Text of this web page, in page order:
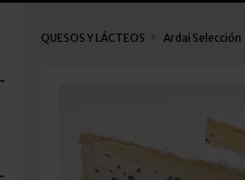
QUESOS Y LÁCTEOS Ardai Selección